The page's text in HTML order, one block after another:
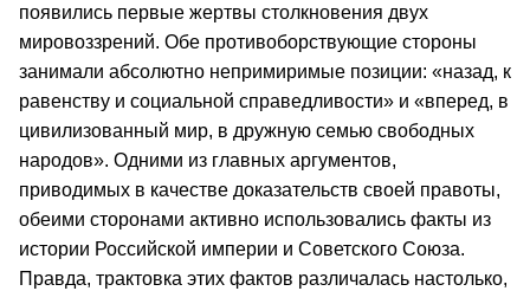
появились первые жертвы столкновения двух
мировоззрений. Обе противоборствующие стороны
занимали абсолютно непримиримые позиции: «назад, к
равенству и социальной справедливости» и «вперед, в
цивилизованный мир, в дружную семью свободных
народов». Одними из главных аргументов,
приводимых в качестве доказательств своей правоты,
обеими сторонами активно использовались факты из
истории Российской империи и Советского Союза.
Правда, трактовка этих фактов различалась настолько,